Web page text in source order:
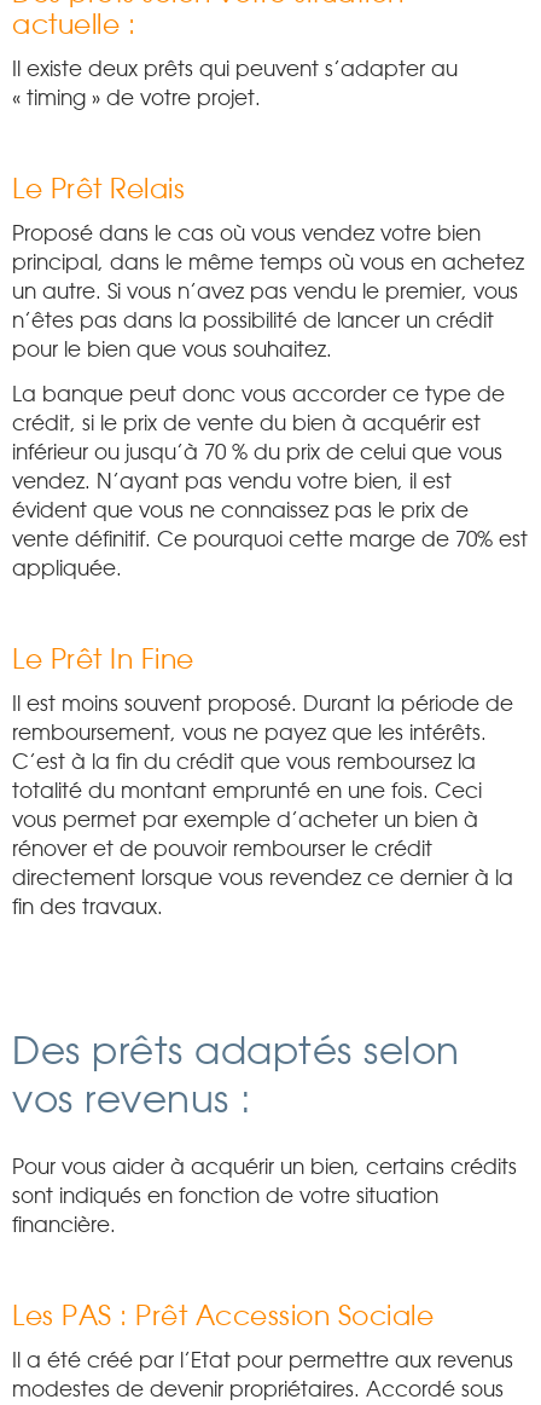
actuelle :
Il existe deux prêts qui peuvent s’adapter au
« timing » de votre projet.
Le Prêt Relais
Proposé dans le cas où vous vendez votre bien
principal, dans le même temps où vous en achetez
un autre. Si vous n’avez pas vendu le premier, vous
n’êtes pas dans la possibilité de lancer un crédit
pour le bien que vous souhaitez.
La banque peut donc vous accorder ce type de
crédit, si le prix de vente du bien à acquérir est
inférieur ou jusqu’à 70 % du prix de celui que vous
vendez. N’ayant pas vendu votre bien, il est
évident que vous ne connaissez pas le prix de
vente définitif. Ce pourquoi cette marge de 70% est
appliquée.
Le Prêt In Fine
Il est moins souvent proposé. Durant la période de
remboursement, vous ne payez que les intérêts.
C’est à la fin du crédit que vous remboursez la
totalité du montant emprunté en une fois. Ceci
vous permet par exemple d’acheter un bien à
rénover et de pouvoir rembourser le crédit
directement lorsque vous revendez ce dernier à la
fin des travaux.
Des prêts adaptés selon
vos revenus :
Pour vous aider à acquérir un bien, certains crédits
sont indiqués en fonction de votre situation
financière.
Les PAS : Prêt Accession Sociale
Il a été créé par l’Etat pour permettre aux revenus
modestes de devenir propriétaires. Accordé sous